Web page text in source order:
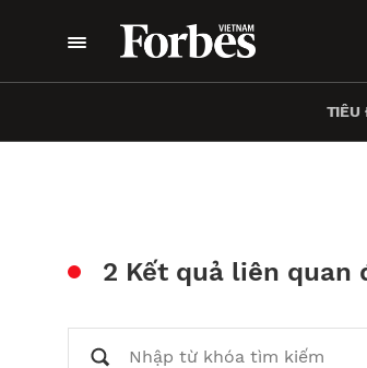
TIÊU
2 Kết quả liên quan